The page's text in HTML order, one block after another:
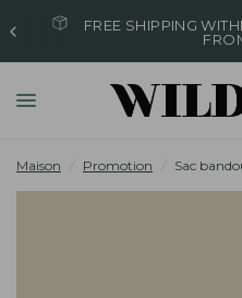
FREE SHIPPING
Maison Promotion Sac